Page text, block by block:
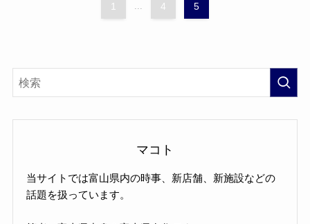
1 ... 4 5
マコト
当サイトでは富山県内の時事、新店舗、新施設などの
話題を扱っています。